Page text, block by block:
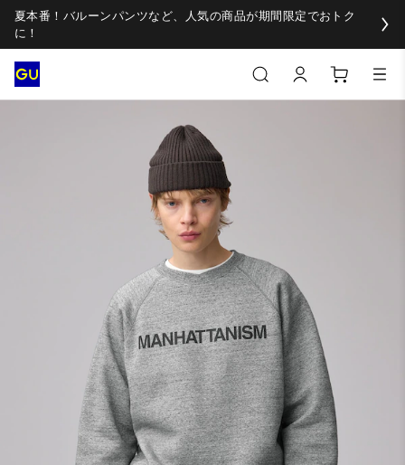
夏本番！バルーンパンツなど、人気の商品が期間限定でおトク
に！